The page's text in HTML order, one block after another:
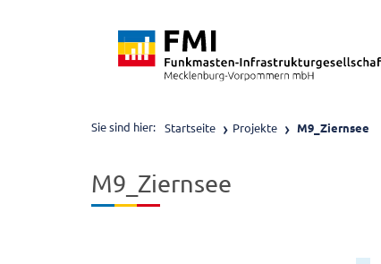
Sie sind hier: Startseite Projekte M9_Ziernsee
M9_Ziernsee